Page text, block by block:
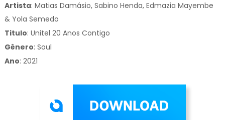
Artista: Matias Damásio, Sabino Henda, Edmazia Mayembe
& Yola Semedo
Titulo: Unitel 20 Anos Contigo
Gênero: Soul
Ano: 2021